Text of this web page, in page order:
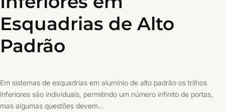
Esquadrias de Alto
Padrão
Em sistemas de esquadrias em alumínio de alto padrão os trilhos
inferiores são individuais, permitindo um número infinito de portas,
mas algumas questões devem…